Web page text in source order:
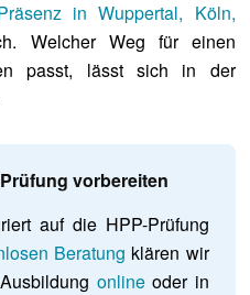
in Wuppertal, Köln,
Welcher Weg für einen
passt, lässt sich in der
vorbereiten
auf die HPP-Prüfung
Beratung klären wir
onlineoder in